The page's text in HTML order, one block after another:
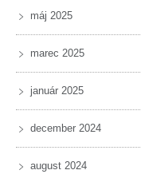
máj 2025
marec 2025
január 2025
december 2024
august 2024